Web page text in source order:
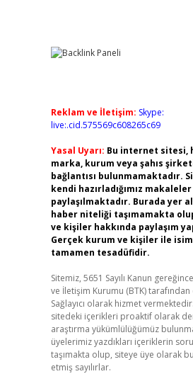
Reklam ve İletişim: Skype:
live:.cid.575569c608265c69
Yasal Uyarı: Bu internet sitesi,
marka, kurum veya şahıs
bağlantısı bulunmamaktadır.
kendi hazırladığımız makaleler
paylaşılmaktadır. Burada yer
haber niteliği taşımamakta
ve kişiler hakkında paylaşım
Gerçek kurum ve kişiler ile
tamamen tesadüfidir.
Sitemiz, 5651 Sayılı Kanun
ve İletişim Kurumu (BTK)
Sağlayıcı olarak hizmet
sitedeki içerikleri proaktif olarak
araştırma yükümlülüğümüz
üyelerimiz yazdıkları içeriklerin
taşımakta olup, siteye üye olarak
etmiş sayılırlar.